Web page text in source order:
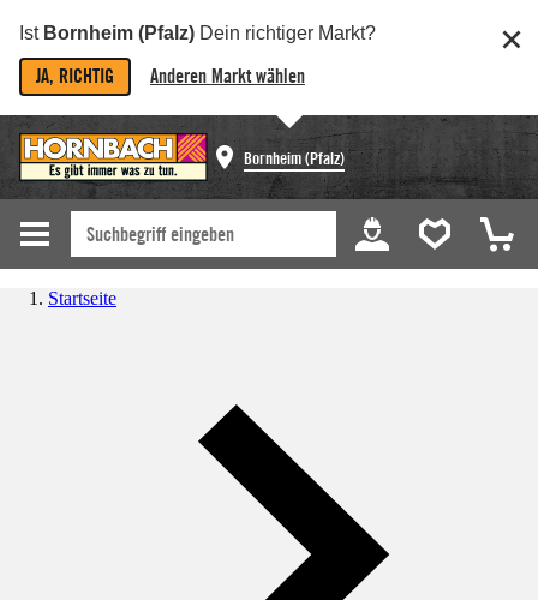
Ist Bornheim (Pfalz) Dein richtiger Markt?
JA, RICHTIG Anderen Markt wählen
Bornheim (Pfalz)
Startseite